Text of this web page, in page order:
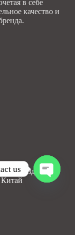
в себе
качество и
уезд Болуо,
us